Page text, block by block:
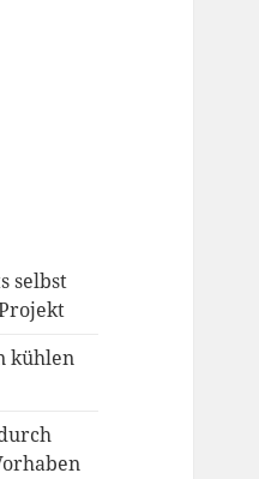
selbst
kühlen